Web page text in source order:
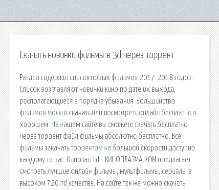
Скачать новинки фильмы в 3d через торрент
Раздел содержит список новых фильмов 2017-2018 годов.
Список возглавляют новинки кино по дате их выхода,
располагающиеся в порядке убывания. Большинство
фильмов можно скачать или посмотреть онлайн бесплатно в
хорошем. На нашем сайте вы сможете скачать бесплатно
через торрент файл фильмы абсолютно бесплатно. Все
фильмы закачать торрентом на большой скорости доступно
каждому из вас. Кинозал hd - КИНОПЛАЗМА.КОМ предлагает
смотреть лучшие онлайн фильмы, мультфильмы, сериалы в
высоком 720 hd качестве. На сайте так же можно скачать